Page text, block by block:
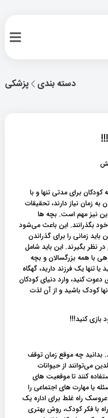
پزشکی دسته بندی
برای مدتی تنها و با
زمان نیاز دارند، تحقیقات
نیز مهم است. بچه ها
بگذرانند. این باعث می‌شود
زمانی را برای گذراندن
نظر بگیرند. این باید شامل
با همه بزرگسالان و بچه
تنها یک فرزند دارید، گهگاه
دعوت کنید، وارد دنیای کودکان
کودک باشید و از آن لذت
چه موقع زمان توقف
می‌توانند از حیوانات
کنند تا موقعیت های
یا مهارت های اجتماعی را
راه غلط برای اداره یک
با فکر کودک، روش بهتری